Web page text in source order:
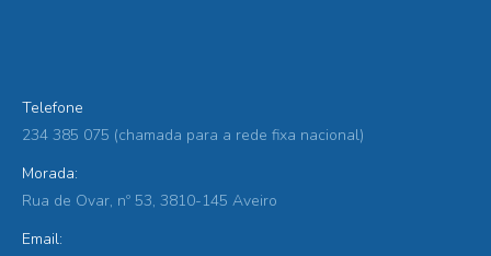
Telefone
234 385 075 (chamada para a rede fixa nacional)
Morada:
Rua de Ovar, nº 53, 3810-145 Aveiro
Email: